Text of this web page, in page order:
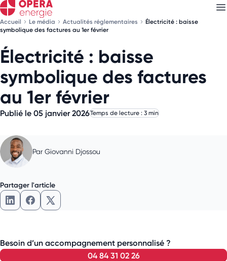
Accueil Le média Actualités réglementaires
Électricité : baisse
symbolique des factures au 1er février
Électricité : baisse
symbolique des factures
au 1er février
Publié le 05 janvier 2026Temps de lecture : 3 min
Par Giovanni Djossou
Partager l'article
Besoin d’un accompagnement personnalisé ?
04 84 31 02 26
Découvrez nos newsletters
Choisissez les newsletters qui vous intéressent